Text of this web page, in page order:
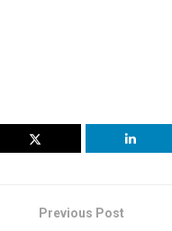
Previous Post